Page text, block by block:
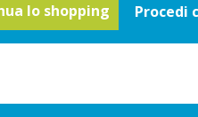
lo shopping
Procedi